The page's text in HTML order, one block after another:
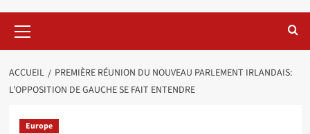
principal
ACCUEIL
PREMIÈRE RÉUNION DU NOUVEAU PARLEMENT IRLANDAIS:
L’OPPOSITION DE GAUCHE SE FAIT ENTENDRE
Europe